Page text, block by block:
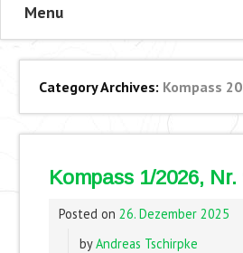
Menu
Category Archives: Kompass
Kompass 1/2026,
Posted on 26. Dezember 2025
byAndreas Tschirpke